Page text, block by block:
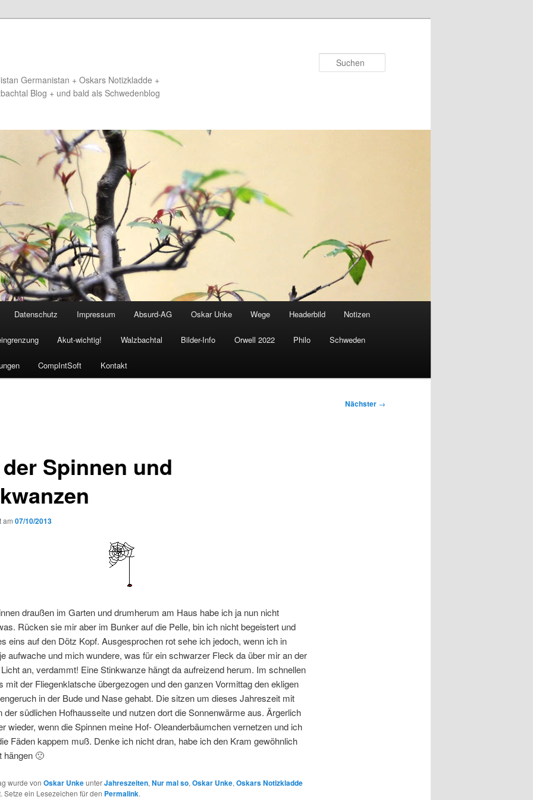
Germanistan + Oskars Notizkladde +
Blog + und bald als Schwedenblog
Datenschutz Impressum Absurd-AG Oskar Unke Wege Headerbild Notizen
Akut-wichtig! Walzbachtal Bilder-Info Orwell 2022 Philo Schweden
CompIntSoft Kontakt
Nächster →
Spinnen und
am 07/10/2013
draußen im Garten und drumherum am Haus habe ich ja nun nicht
Rücken sie mir aber im Bunker auf die Pelle, bin ich nicht begeistert und
eins auf den Dötz Kopf. Ausgesprochen rot sehe ich jedoch, wenn ich in
aufwache und mich wundere, was für ein schwarzer Fleck da über mir an der
an, verdammt! Eine Stinkwanze hängt da aufreizend herum. Im schnellen
mit der Fliegenklatsche übergezogen und den ganzen Vormittag den ekligen
in der Bude und Nase gehabt. Die sitzen um dieses Jahreszeit mit
der südlichen Hofhausseite und nutzen dort die Sonnenwärme aus. Ärgerlich
wieder, wenn die Spinnen meine Hof- Oleanderbäumchen vernetzen und ich
Fäden kappem muß. Denke ich nicht dran, habe ich den Kram gewöhnlich
hängen 🙁
wurde von Oskar UnkeunterJahreszeiten, Nur mal so, Oskar Unke, Oskars Notizkladde
Setze ein Lesezeichen für den Permalink.